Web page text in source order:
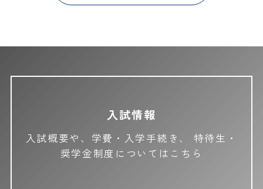
入試情報
入試概要や、学費・入学手続き、
特待生・
奨学金制度についてはこちら